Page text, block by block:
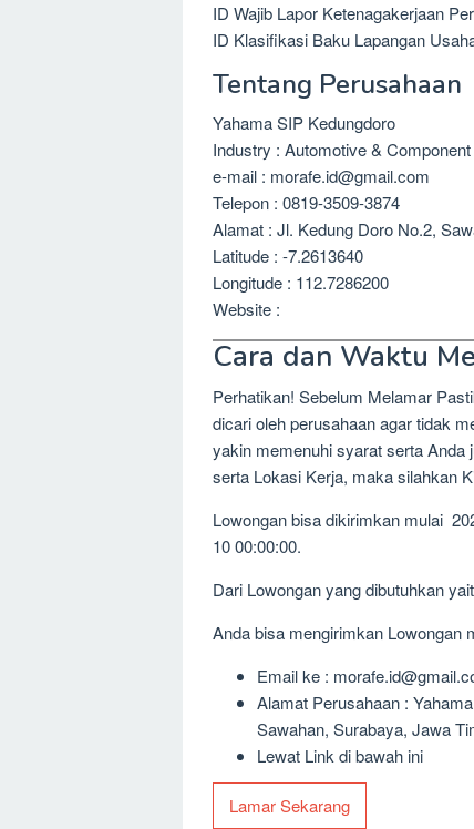
ID Wajib Lapor Ketenagakerjaan
ID Klasifikasi Baku Lapangan
Tentang Perusahaan
Yahama SIP Kedungdoro
Industry : Automotive & Component
e-mail : morafe.id@gmail.com
Telepon : 0819-3509-3874
Alamat : Jl. Kedung Doro No.2,
Latitude : -7.2613640
Longitude : 112.7286200
Website :
Cara dan Waktu
Perhatikan! Sebelum Melamar
dicari oleh perusahaan agar tidak
yakin memenuhi syarat serta Anda
serta Lokasi Kerja, maka silahkan
Lowongan bisa dikirimkan mulai
10 00:00:00.
Dari Lowongan yang dibutuhkan
Anda bisa mengirimkan Lowongan
Email ke :
Alamat Perusahaan :
Sawahan, Surabaya, Jawa
Lewat Link di bawah ini
Lamar Sekarang